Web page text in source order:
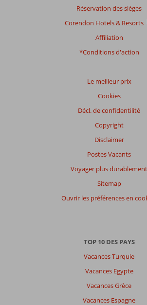
Réservation des sièges
Corendon Hotels & Resorts
Affiliation
*Conditions d'action
Le meilleur prix
Cookies
Décl. de confidentilité
Copyright
Disclaimer
Postes Vacants
Voyager plus durablement
Sitemap
Ouvrir les préférences en
TOP 10 DES PAYS
Vacances Turquie
Vacances Egypte
Vacances Grèce
Vacances Espagne